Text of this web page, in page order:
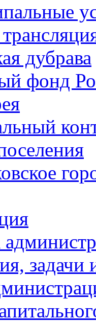
дубрава
фонд
задачи